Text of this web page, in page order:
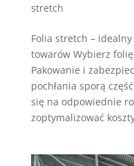
stretch
Folia stretch –
towarów Wybierz
Pakowanie i
pochłania sporą
się na odpowiednie
zoptymalizować